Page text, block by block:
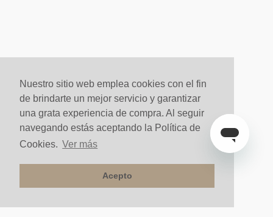
Nuestro sitio web emplea cookies con el fin
de brindarte un mejor servicio y garantizar
una grata experiencia de compra. Al seguir
navegando estás aceptando la Política de
Cookies. Ver más
Acepto